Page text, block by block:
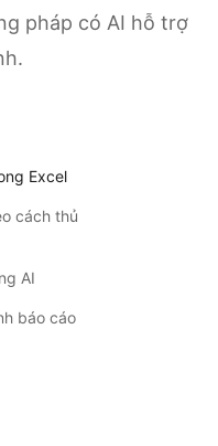
pháp có AI hỗ trợ
Excel
cách thủ
AI
báo cáo